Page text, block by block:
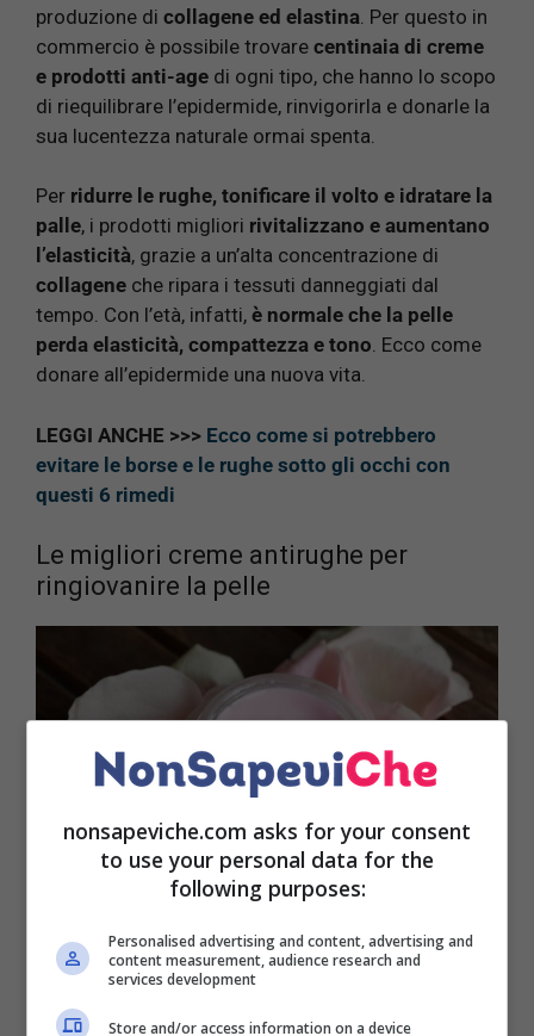
produzione di collagene ed elastina . Per questo in
commercio è possibile trovare centinaia di creme
e prodotti anti-age di ogni tipo, che hanno lo scopo
di riequilibrare l’epidermide, rinvigorirla e donarle la
sua lucentezza naturale ormai spenta.
Per ridurre le rughe, tonificare il volto e idratare la
palle, i prodotti migliori rivitalizzano e aumentano
l’elasticità, grazie a un’alta concentrazione di
collagene che ripara i tessuti danneggiati dal
tempo. Con l’età, infatti, è normale che la pelle
perda elasticità, compattezza e tono. Ecco come
donare all’epidermide una nuova vita.
LEGGI ANCHE >>> Ecco come si potrebbero
evitare le borse e le rughe sotto gli occhi con
questi 6 rimedi
Le migliori creme antirughe per
ringiovanire la pelle
Le migliori creme antirughe
Per scegliere
nonsapeviche.com asks for your consent
to use your personal data for the
following purposes:
Personalised advertising and content, advertising and
content measurement, audience research and
services development
Store and/or access information on a device